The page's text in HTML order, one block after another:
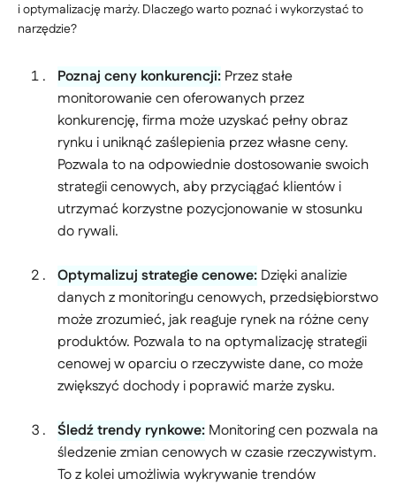
i optymalizację marży. Dlaczego warto poznać i wykorzystać to
narzędzie?
Poznaj ceny konkurencji: Przez stałe
monitorowanie cen oferowanych przez
konkurencję, firma może uzyskać pełny obraz
rynku i uniknąć zaślepienia przez własne ceny.
Pozwala to na odpowiednie dostosowanie swoich
strategii cenowych, aby przyciągać klientów i
utrzymać korzystne pozycjonowanie w stosunku
do rywali.
Optymalizuj strategie cenowe: Dzięki analizie
danych z monitoringu cenowych, przedsiębiorstwo
może zrozumieć, jak reaguje rynek na różne ceny
produktów. Pozwala to na optymalizację strategii
cenowej w oparciu o rzeczywiste dane, co może
zwiększyć dochody i poprawić marże zysku.
Śledź trendy rynkowe: Monitoring cen pozwala na
śledzenie zmian cenowych w czasie rzeczywistym.
To z kolei umożliwia wykrywanie trendów